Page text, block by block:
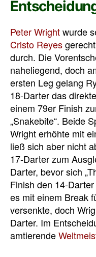
Peter Wrightwurde
Cristo Reyes
durch. Die
naheliegend, doch
ersten Leg gelang
18-Darter das
einem 79er Finish
„Snakebite“. Beide
Wright erhöhte mit
ließ sich aber nicht
17-Darter zum
Darter, bevor sich
Finish den 14-
es mit einem Break
versenkte, doch
Darter. Im
amtierende